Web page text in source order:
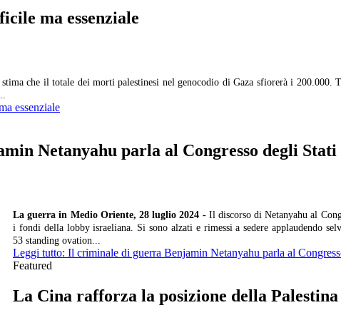
ma essenziale
stima che il totale dei morti palestinesi nel genocodio di Gaza sfiorerà i 200.000.
essenziale
Netanyahu parla al Congresso degli
La guerra in Medio Oriente, 28 luglio 2024 -Il discorso di Netanyahu al
i fondi della lobby israeliana. Si sono alzati e rimessi a sedere applaudendo
53 standing ovation...
Leggi tutto: Il criminale di guerra Benjamin Netanyahu parla al
Featured
La Cina rafforza la posizione della Palestina